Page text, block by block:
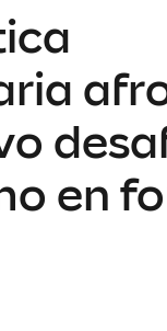
en